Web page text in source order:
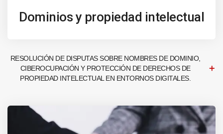
Dominios y propiedad intelectual
RESOLUCIÓN DE DISPUTAS SOBRE NOMBRES DE DOMINIO,
CIBEROCUPACIÓN Y PROTECCIÓN DE DERECHOS DE
PROPIEDAD INTELECTUAL EN ENTORNOS DIGITALES.